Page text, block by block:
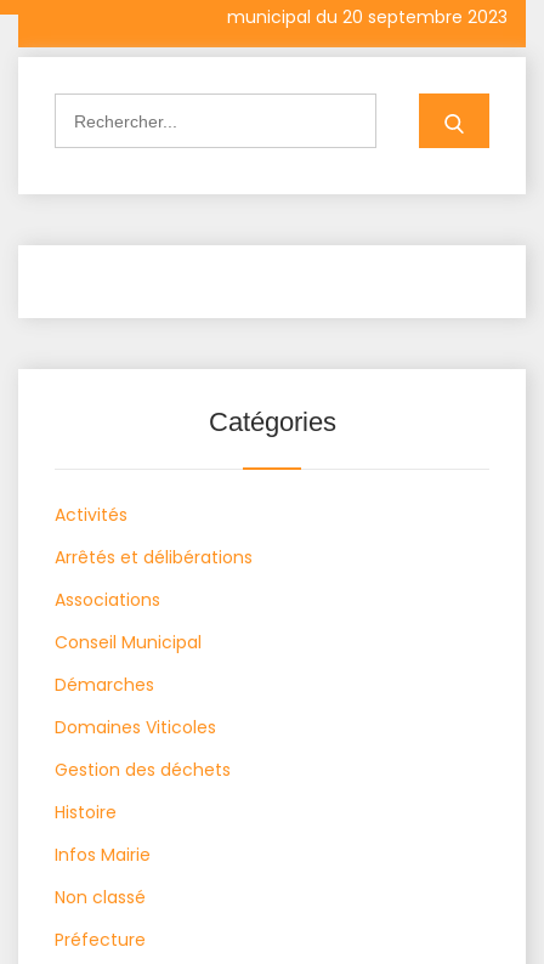
municipal du 20 septembre 2023
Catégories
Activités
Arrêtés et délibérations
Associations
Conseil Municipal
Démarches
Domaines Viticoles
Gestion des déchets
Histoire
Infos Mairie
Non classé
Préfecture